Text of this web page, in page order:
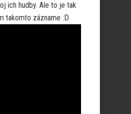
ich hudby. Ale to je tak
takomto zázname :D.